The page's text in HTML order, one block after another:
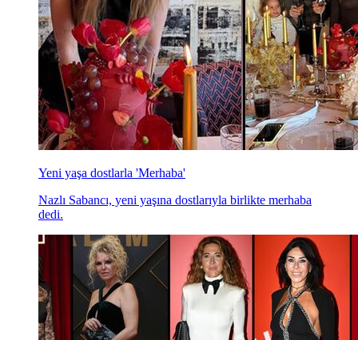
Yeni yaşa dostlarla 'Merhaba'
Nazlı Sabancı, yeni yaşına dostlarıyla birlikte merhaba
dedi.